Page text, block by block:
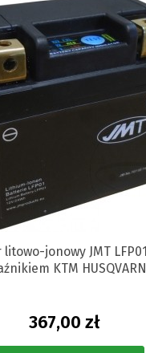
jonowy JMT
KTM
367,00 zł